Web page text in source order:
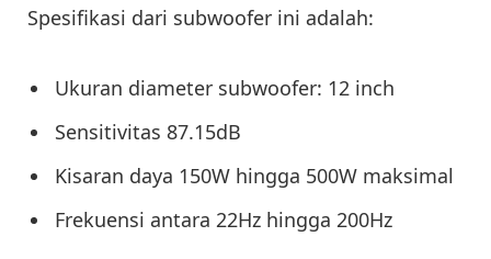
Spesifikasi dari subwoofer ini adalah:
Ukuran diameter subwoofer: 12 inch
Sensitivitas 87.15dB
Kisaran daya 150W hingga 500W maksimal
Frekuensi antara 22Hz hingga 200Hz